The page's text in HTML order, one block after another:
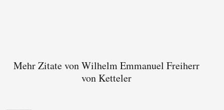
Mehr Zitate von Wilhelm Emmanuel Freiherr
von Ketteler